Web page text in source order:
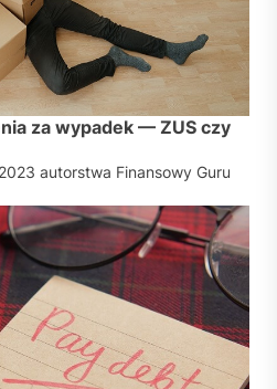
za wypadek — ZUS czy
autorstwa Finansowy Guru